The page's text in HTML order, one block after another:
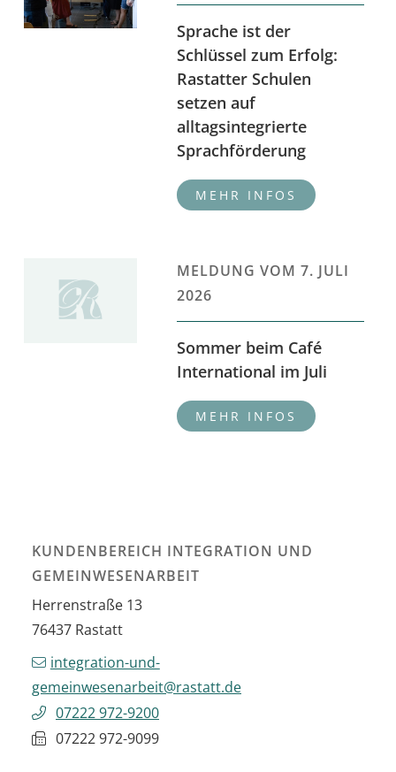
Sprache ist der
Schlüssel zum Erfolg:
Rastatter Schulen
setzen auf
alltagsintegrierte
Sprachförderung
MELDUNG VOM7. JULI
2026
Sommer beim Café
International im Juli
KUNDENBEREICH INTEGRATION UND
GEMEINWESENARBEIT
Herrenstraße 13
76437 Rastatt
integration-und-
gemeinwesenarbeit@rastatt.de
07222 972-9200
07222 972-9099